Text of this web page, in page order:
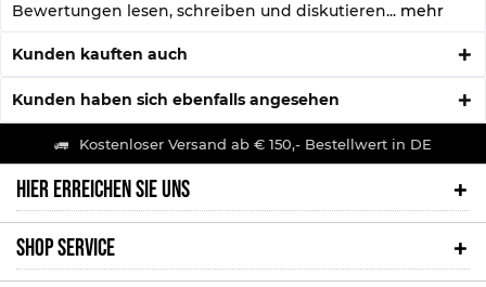
Bewertungen lesen, schreiben und diskutieren... mehr
Kunden kauften auch
Kunden haben sich ebenfalls angesehen
Kostenloser Versand ab € 150,- Bestellwert in DE
HIER ERREICHEN SIE UNS
SHOP SERVICE